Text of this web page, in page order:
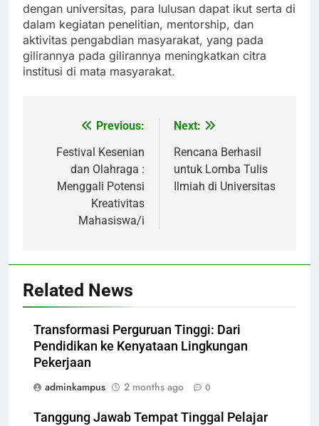
dengan universitas, para lulusan dapat ikut serta di
dalam kegiatan penelitian, mentorship, dan
aktivitas pengabdian masyarakat, yang pada
gilirannya pada gilirannya meningkatkan citra
institusi di mata masyarakat.
navigation
Previous:
Festival Kesenian
dan Olahraga :
Menggali Potensi
Kreativitas
Mahasiswa/i
Next:
Rencana Berhasil
untuk Lomba Tulis
Ilmiah di Universitas
Related News
Transformasi Perguruan Tinggi: Dari
Pendidikan ke Kenyataan Lingkungan
Pekerjaan
adminkampus
2 months ago 0
Tanggung Jawab Tempat Tinggal Pelajar